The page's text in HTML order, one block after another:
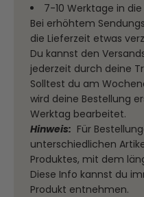
7-10 Werktage in die
Bei erhöhtem
die Lieferzeit etwas
Du kannst den
jederzeit durch deine
Solltest du am
wird deine Bestellung
Werktag bearbeitet.
Hinweis: Für
unterschiedlichen
Produktes, mit dem
Diese Info kannst du
Produkt entnehmen.